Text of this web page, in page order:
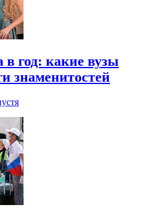
год: какие вузы
знаменитостей